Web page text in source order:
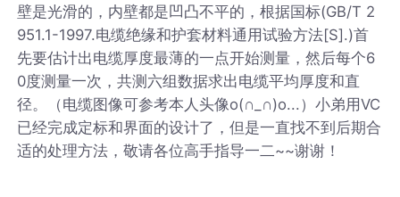
壁是光滑的，内壁都是凹凸不平的，根据国标(GB/T 2
951.1-1997.电缆绝缘和护套材料通用试验方法[S].)首
先要估计出电缆厚度最薄的一点开始测量，然后每个6
0度测量一次，共测六组数据求出电缆平均厚度和直
径。（电缆图像可参考本人头像o(∩_∩)o...）小弟用VC
已经完成定标和界面的设计了，但是一直找不到后期合
适的处理方法，敬请各位高手指导一二~~谢谢！